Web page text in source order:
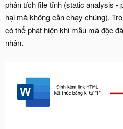
phân tích file tĩnh (static analysis -
hại mà không cần chạy chúng).
có thể phát hiện khi mẫu mã độc
nhân.